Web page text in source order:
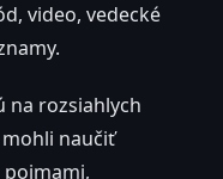
video, vedecké
na rozsiahlych
naučiť